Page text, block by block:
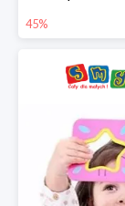
45%